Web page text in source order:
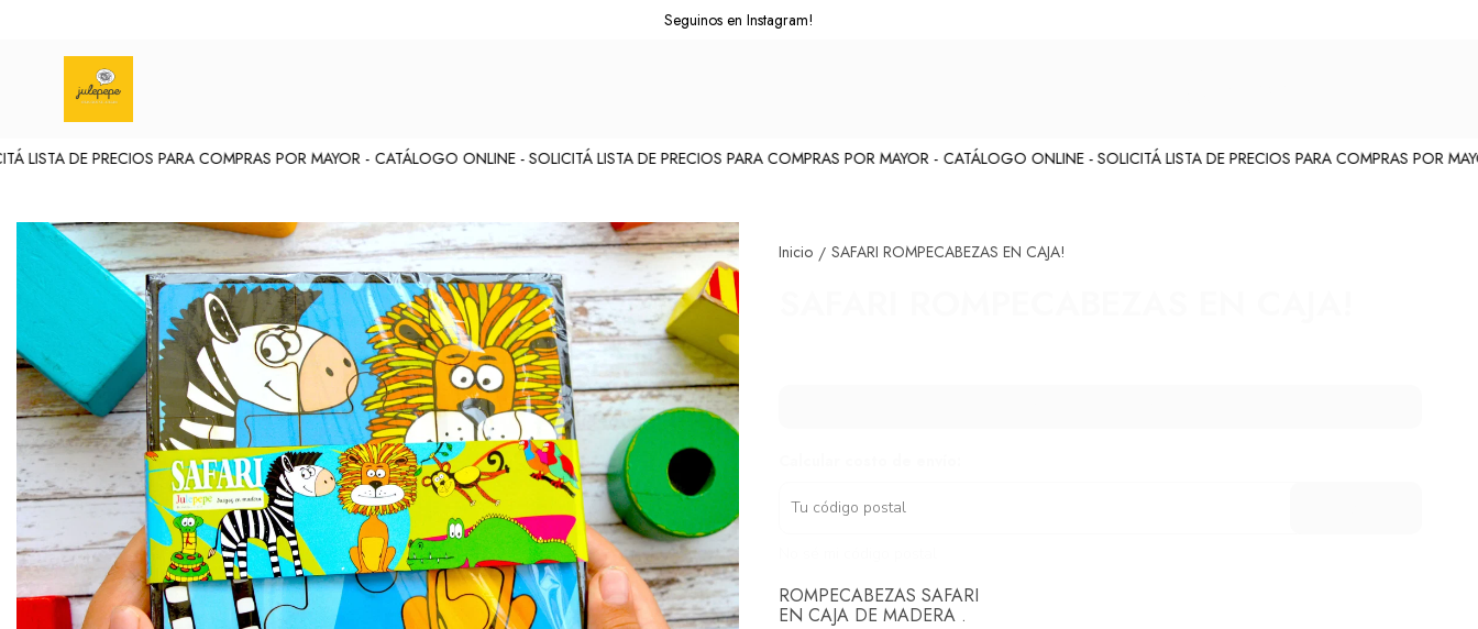
DE PRECIOS PARA COMPRAS POR MAYOR - CATÁLOGO ONLINE - SOLICITÁ LISTA DE PRECIOS PARA COMPRAS POR MAYOR - CATÁLOGO ONLINE - SOLICITÁ LISTA DE PRECIOS PARA COMPRAS POR
Seguinos en Instagram!
Inicio / SAFARI ROMPECABEZAS EN CAJA!
ROMPECABEZAS SAFARI
EN CAJA DE MADERA .